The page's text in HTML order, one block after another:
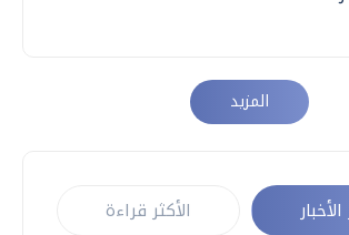
المزيد
الأكثر قراءة